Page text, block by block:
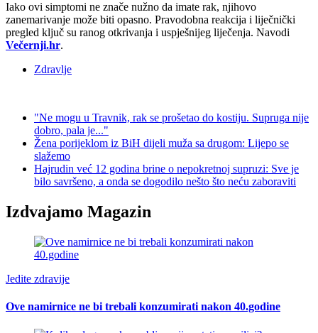
Iako ovi simptomi ne znače nužno da imate rak, njihovo
zanemarivanje može biti opasno. Pravodobna reakcija i liječnički
pregled ključ su ranog otkrivanja i uspješnijeg liječenja. Navodi
Večernji.hr.
Zdravlje
"Ne mogu u Travnik, rak se prošetao do kostiju. Supruga nije
dobro, pala je..."
Žena porijeklom iz BiH dijeli muža sa drugom: Lijepo se
slažemo
Hajrudin već 12 godina brine o nepokretnoj supruzi: Sve je
bilo savršeno, a onda se dogodilo nešto što neću zaboraviti
Izdvajamo Magazin
Jedite zdravije
Ove namirnice ne bi trebali konzumirati nakon 40.godine